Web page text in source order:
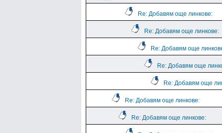
Re: Добавям още линкове:
Re: Добавям още линкове:
Re: Добавям още
Re: Добавям още
Re: Добавям още
Re: Добавям още линкове:
Re: Добавям още линкове: